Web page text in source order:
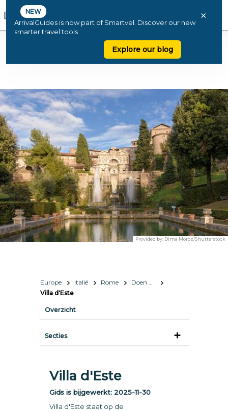
NEW
ArrivalGuides is now part of Smartvel. Discover our new
smarter travel tools
Explore our blog
×
Provided by: Dima Moroz/Shutterstock
Europe Italië Rome
Doen & zien
Villa d'Este
Overzicht
Secties
Villa d'Este
Gids is bijgewerkt: 2025-11-30
Villa d'Este staat op de